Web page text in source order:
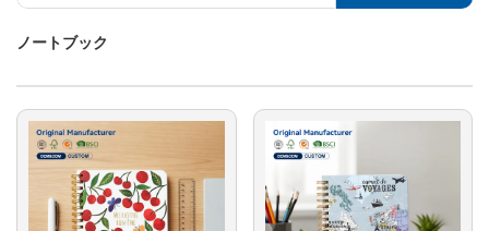
リソース
ノートブック